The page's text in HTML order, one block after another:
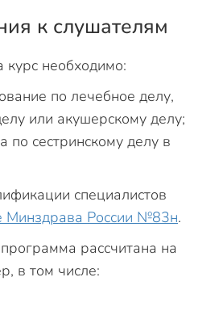
к слушателям
необходимо:
по лечебное делу,
или акушерскому делу;
по сестринскому делу в
специалистов
Минздрава России №83н.
рассчитана на
в том числе: